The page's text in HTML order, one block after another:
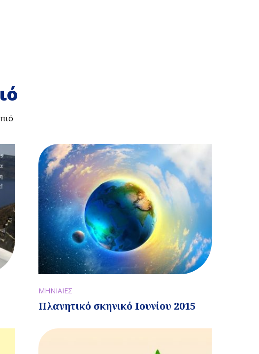
ΜΗΝΙΑΙΕΣ
Πλανητικό σκηνικό Ιουνίου 2015